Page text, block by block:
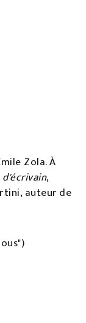
Zola. À
,
auteur de